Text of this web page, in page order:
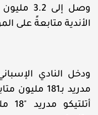
وصل إلى
الأندية متابعةً على
ودخل النادي